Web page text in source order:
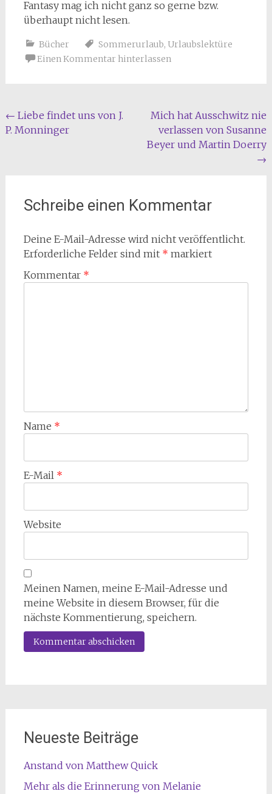
Fantasy mag ich nicht ganz so gerne bzw.
überhaupt nicht lesen.
Bücher Sommerurlaub, Urlaubslektüre
Einen Kommentar hinterlassen
Beitragsnavigation
← Liebe findet uns von J.
P. Monninger
Mich hat Ausschwitz nie
verlassen von Susanne
Beyer und Martin Doerry
→
Schreibe einen Kommentar
Deine E-Mail-Adresse wird nicht veröffentlicht.
Erforderliche Felder sind mit * markiert
Kommentar *
Name *
E-Mail *
Website
Meinen Namen, meine E-Mail-Adresse und
meine Website in diesem Browser, für die
nächste Kommentierung, speichern.
Neueste Beiträge
Anstand von Matthew Quick
Mehr als die Erinnerung von Melanie